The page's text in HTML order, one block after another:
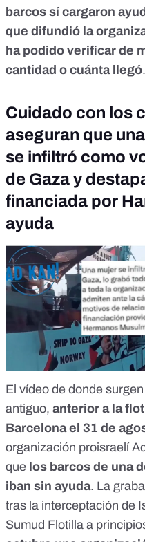
barcos sí cargaron
que difundió la
ha podido verificar de
cantidad o cuánta llegó.
Cuidado con los
aseguran que
se infiltró como
de Gaza y
financiada por
ayuda
El vídeo de donde
antiguo, anterior a la
Barcelona el 31 de
organización proisraelí
que los barcos de una
iban sin ayuda. La
tras la interceptación de
Sumud Flotilla a